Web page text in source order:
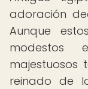
adoración
Aunque
modestos
majestuosos
reinado de